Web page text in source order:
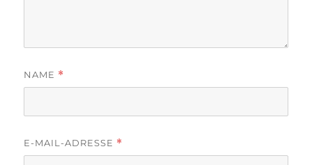
NAME *
E-MAIL-ADRESSE *